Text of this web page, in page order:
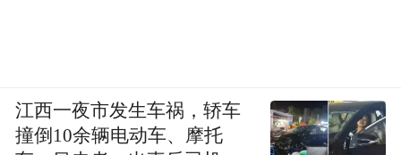
江西一夜市发生车祸，轿车
撞倒10余辆电动车、摩托